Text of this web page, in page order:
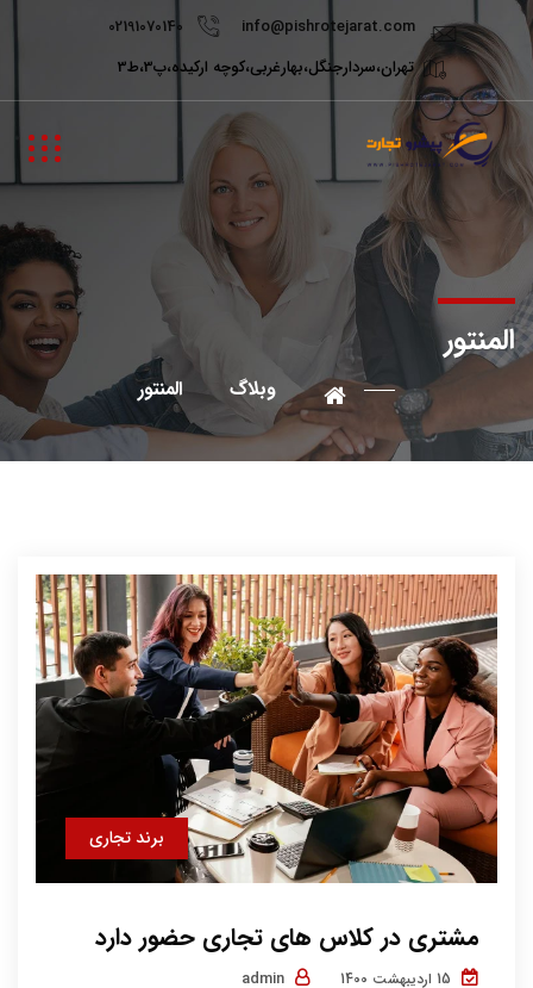
info@pishrotejarat.com
02191070140
تهران،سردارجنگل،بهارغربی،کوچه ارکیده،پ3،ط3
المنتور
وبلاگ المنتور
برند تجاری
مشتری در کلاس های تجاری حضور دارد